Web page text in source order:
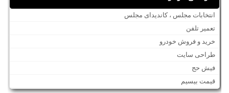
انتخابات مجلس ، کاندیدای مجلس
تعمیر تلفن
خرید و فروش خودرو
طراحی سایت
فیش حج
قیمت بیسیم